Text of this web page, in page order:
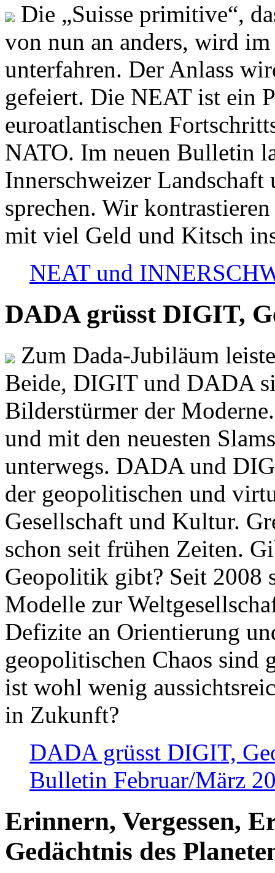
Die „Suisse primitive“,
von nun an anders, wird
unterfahren. Der Anlass
gefeiert. Die NEAT ist ein
euroatlantischen
NATO. Im neuen Bulletin
Innerschweizer
sprechen. Wir
mit viel Geld und Kitsch
NEAT und
DADA grüsst DIGIT,
Zum Dada-Jubiläum
Beide, DIGIT und DADA
Bilderstürmer der
und mit den neuesten
unterwegs. DADA und
der geopolitischen und
Gesellschaft und Kultur.
schon seit frühen Zeiten.
Geopolitik gibt? Seit 2008
Modelle zur
Defizite an Orientierung
geopolitischen Chaos sind
ist wohl wenig
in Zukunft?
DADA grüsst DIGIT,
Bulletin Februar/März
Erinnern, Vergessen,
Gedächtnis des